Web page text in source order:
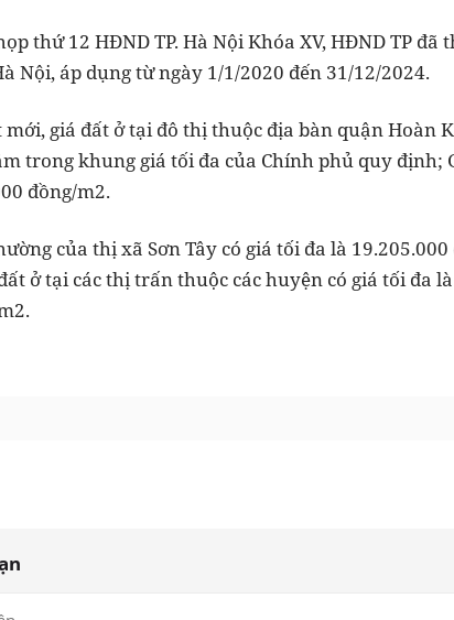
thứ 12 HĐND TP. Hà Nội Khóa XV, HĐND TP
Nội, áp dụng từ ngày 1/1/2020 đến 31/12/2024.
mới, giá đất ở tại đô thị thuộc địa bàn quận Hoàn
trong khung giá tối đa của Chính phủ quy định;
đồng/m2.
của thị xã Sơn Tây có giá tối đa là
ở tại các thị trấn thuộc các huyện có giá tối đa